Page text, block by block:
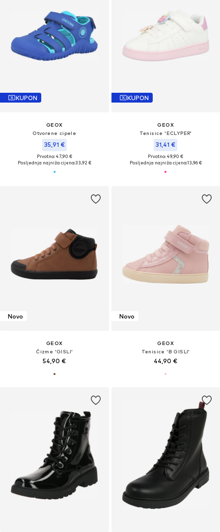
KUPON
GEOX
Otvorene cipele
35,91 €
Prvotno: 47,90 €
Posljednja najniža cijena:33,92 €
KUPON
GEOX
Tenisice 'ECLYPER'
31,41 €
Prvotno: 49,90 €
Posljednja najniža cijena:13,96 €
Novo
GEOX
Čizme 'GISLI'
54,90 €
Novo
GEOX
Tenisice 'B GISLI'
44,90 €